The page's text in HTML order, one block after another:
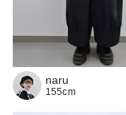
naru
155cm